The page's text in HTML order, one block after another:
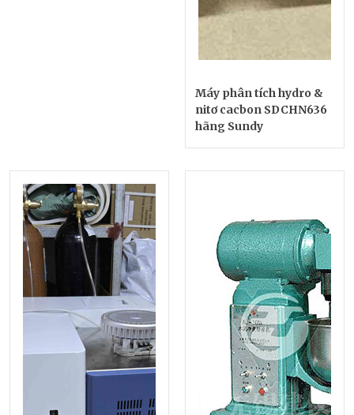
Máy phân tích hydro &
nitơ cacbon SDCHN636
hãng Sundy